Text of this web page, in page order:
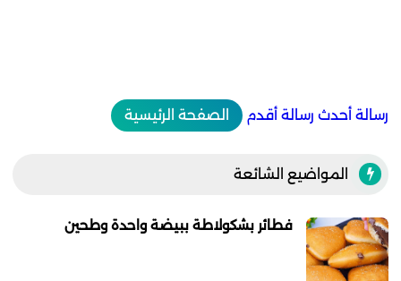
رسالة أحدث رسالة أقدم الصفحة الرئيسية
المواضيع الشائعة
فطائر بشكولاطة ببيضة واحدة وطحين